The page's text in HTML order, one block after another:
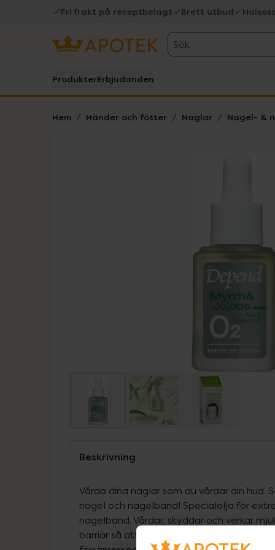
Fri frakt på receptbelagt Brett utbud
Sök
ProdukterErbjudanden
Hem Händer och fötter Naglar Nagel- &
Beskrivning
Vårda dina naglar som du vårdar din hud.
nagel och nagelband! Specialolja för
nagelband. Vårdar, skyddar och verkar
barriär så att vatten och uttorkande